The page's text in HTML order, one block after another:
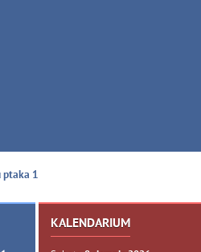
ptaka 1
KALENDARIUM